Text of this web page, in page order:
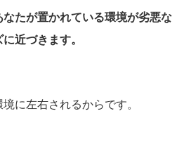
たが置かれている環境が劣悪な
近づきます。
に左右されるからです。